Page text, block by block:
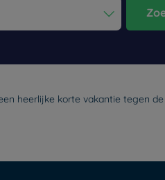
heerlijke korte vakantie tegen